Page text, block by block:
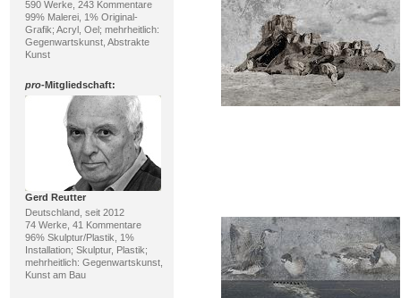
590 Werke, 243 Kommentare
99% Malerei, 1% Original-
Grafik; Acryl, Oel; mehrheitlich:
Gegenwartskunst, Abstrakte
Kunst
pro-Mitgliedschaft:
Gerd Reutter
Deutschland, seit 2012
74 Werke, 41 Kommentare
96% Skulptur/Plastik, 1%
Installation; Skulptur, Plastik;
mehrheitlich: Gegenwartskunst,
Kunst am Bau